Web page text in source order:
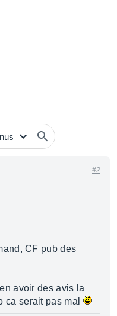
#2
CF pub des
avoir des avis la
ca serait pas mal